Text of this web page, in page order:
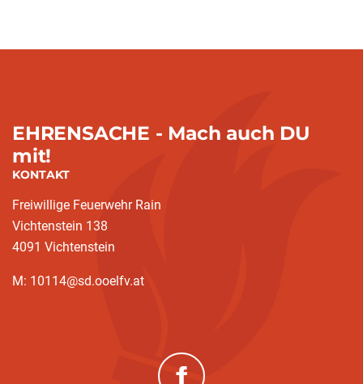
EHRENSACHE - Mach auch DU
mit!
KONTAKT
Freiwillige Feuerwehr Rain
Vichtenstein 138
4091 Vichtenstein
M: 10114@sd.ooelfv.at